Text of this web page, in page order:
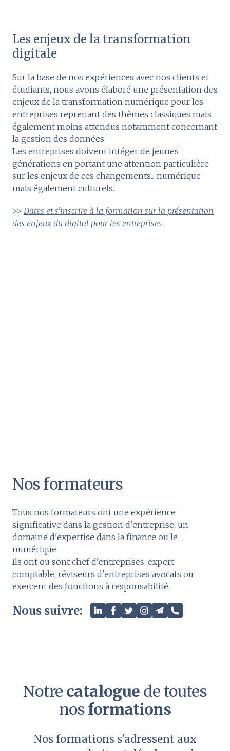
Les enjeux de la transformation
digitale
Sur la base de nos expériences avec nos clients et
étudiants, nous avons élaboré une présentation des
enjeux de la transformation numérique pour les
entreprises reprenant des thèmes classiques mais
également moins attendus notamment concernant
la gestion des données.
Les entreprises doivent intéger de jeunes
générations en portant une attention particulière
sur les enjeux de ces changements... numérique
mais également culturels.
>> Dates et s'inscrire à la formation sur la présentation
des enjeux du digital pour les entreprises
Nos formateurs
Tous nos formateurs ont une expérience
significative dans la gestion d'entreprise, un
domaine d'expertise dans la finance ou le
numérique.
Ils ont ou sont chef d'entreprises, expert
comptable, réviseurs d'entreprises avocats ou
exercent des fonctions à responsabilité.
Nous suivre:
Notre catalogue de toutes
nosformations
Nos formations s'adressent aux